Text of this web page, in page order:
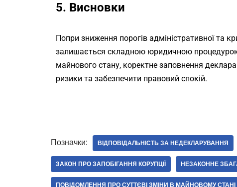
5. Висновки
Попри зниження порогів адміністративної та
залишається складною юридичною
майнового стану, коректне заповнення
ризики та забезпечити правовий спокій.
Позначки: ВІДПОВІДАЛЬНІСТЬ ЗА НЕДЕКЛАРУВАННЯ
ЗАКОН ПРО ЗАПОБІГАННЯ КОРУПЦІЇ НЕЗАКОННЕ
ПОВІДОМЛЕННЯ ПРО СУТТЄВІ ЗМІНИ В МАЙНОВОМУ СТАНІ